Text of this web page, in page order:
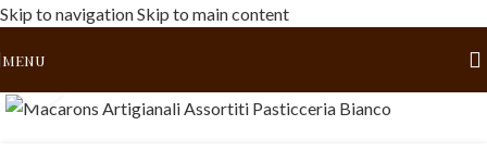
Skip to navigationSkip to main content
MENU